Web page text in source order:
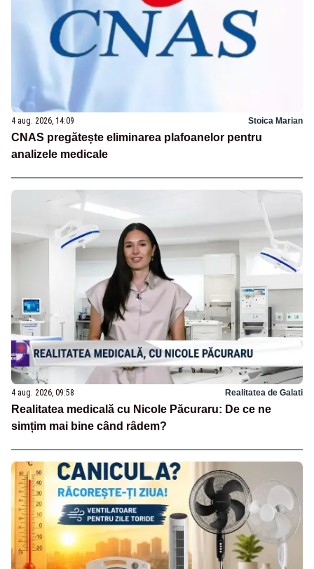
4 aug. 2026, 14:09 Stoica Marian
CNAS pregătește eliminarea plafoanelor pentru
analizele medicale
4 aug. 2026, 09:58 Realitatea de Galati
Realitatea medicală cu Nicole Păcuraru: De ce ne
simțim mai bine când râdem?